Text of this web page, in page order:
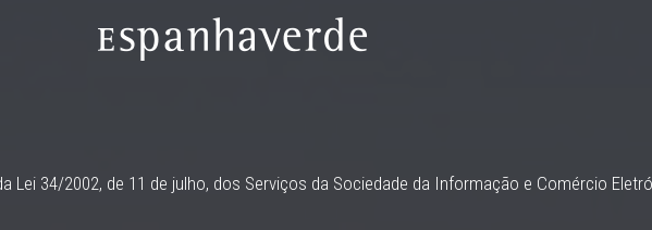
34/2002, de 11 de julho, dos Serviços da Sociedade da Informação e Comércio